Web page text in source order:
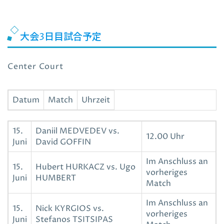
大会3日目試合予定
Center Court
Datum Match Uhrzeit
15.
Juni
Daniil MEDVEDEV vs.
David GOFFIN
12.00 Uhr
15.
Juni
Hubert HURKACZ vs. Ugo
HUMBERT
Im Anschluss an
vorheriges
Match
15.
Juni
Nick KYRGIOS vs.
Stefanos TSITSIPAS
Im Anschluss an
vorheriges